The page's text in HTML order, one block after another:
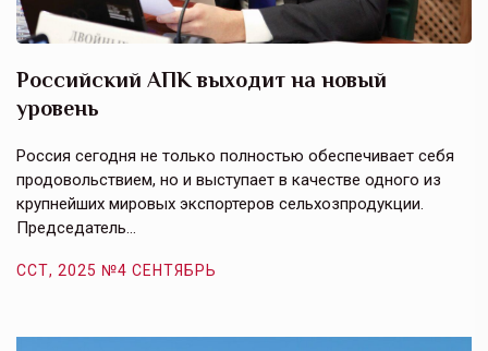
Российский АПК выходит на новый
уровень
Россия сегодня не только полностью обеспечивает себя
продовольствием, но и выступает в качестве одного из
крупнейших мировых экспортеров сельхозпродукции.
Председатель…
ССТ, 2025 №4 СЕНТЯБРЬ